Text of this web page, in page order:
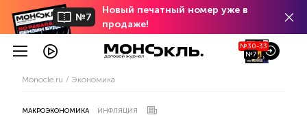
№7
Новый печатный номер уже в
продаже!
№30-33
№7
Monocle.ru Экономика
МАКРОЭКОНОМИКА ИНФЛЯЦИЯ